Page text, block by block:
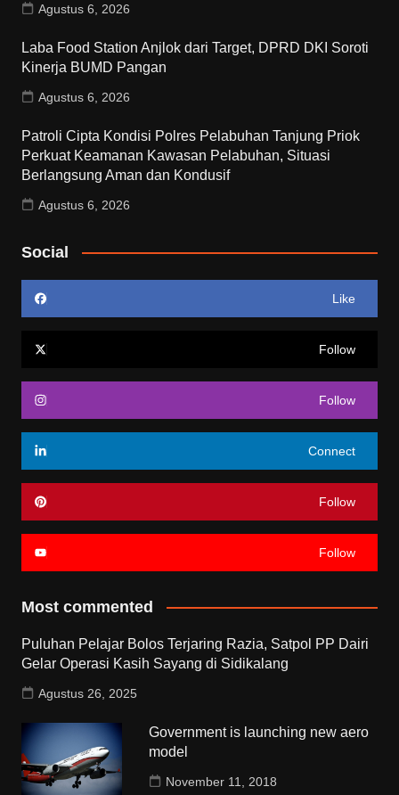
Agustus 6, 2026
Laba Food Station Anjlok dari Target, DPRD DKI Soroti
Kinerja BUMD Pangan
Agustus 6, 2026
Patroli Cipta Kondisi Polres Pelabuhan Tanjung Priok
Perkuat Keamanan Kawasan Pelabuhan, Situasi
Berlangsung Aman dan Kondusif
Agustus 6, 2026
Social
Like
Follow
Follow
Connect
Follow
Follow
Most commented
Puluhan Pelajar Bolos Terjaring Razia, Satpol PP Dairi
Gelar Operasi Kasih Sayang di Sidikalang
Agustus 26, 2025
Government is launching new aero
model
November 11, 2018